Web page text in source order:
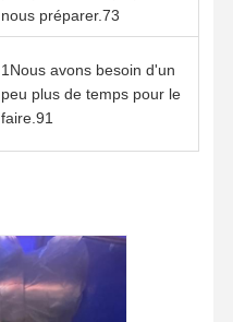
nous préparer.73
1Nous avons besoin d'un
peu plus de temps pour le
faire.91